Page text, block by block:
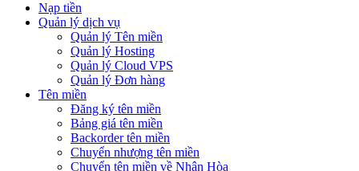
Nạp tiền
Quản lý dịch vụ
Quản lý Tên miền
Quản lý Hosting
Quản lý Cloud VPS
Quản lý Đơn hàng
Tên miền
Đăng ký tên miền
Bảng giá tên miền
Backorder tên miền
Chuyển nhượng tên miền
Chuyển tên miền về Nhân Hòa